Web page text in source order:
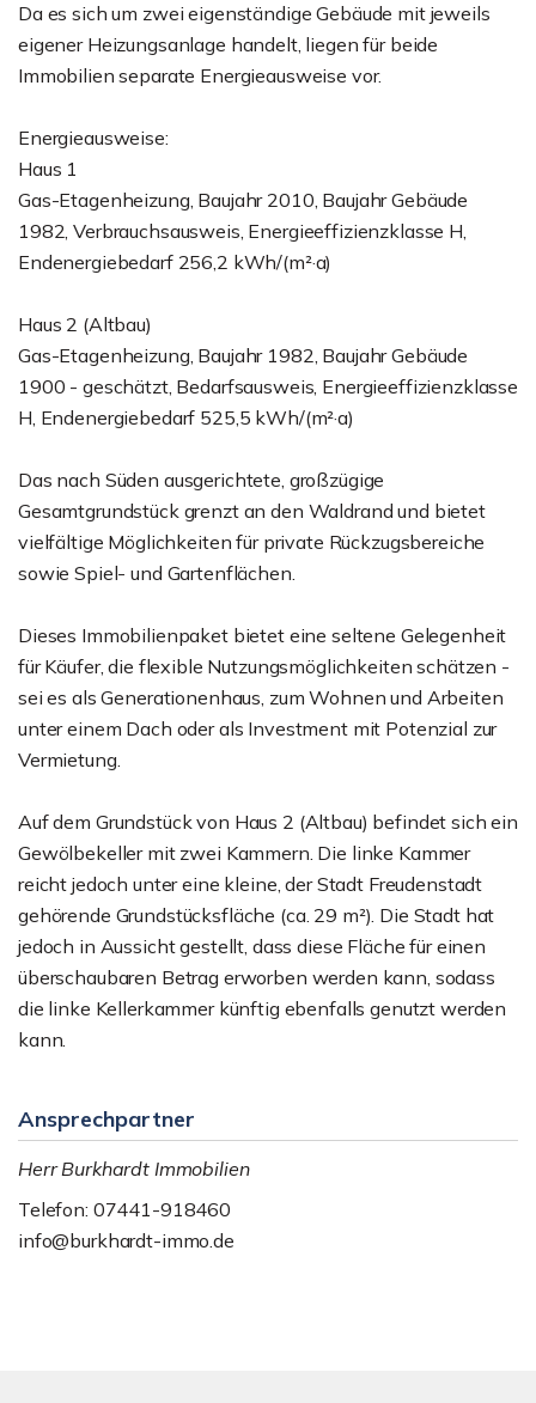
Da es sich um zwei eigenständige Gebäude mit jeweils
eigener Heizungsanlage handelt, liegen für beide
Immobilien separate Energieausweise vor.
Energieausweise:
Haus 1
Gas-Etagenheizung, Baujahr 2010, Baujahr Gebäude
1982, Verbrauchsausweis, Energieeffizienzklasse H,
Endenergiebedarf 256,2 kWh/(m²·a)
Haus 2 (Altbau)
Gas-Etagenheizung, Baujahr 1982, Baujahr Gebäude
1900 - geschätzt, Bedarfsausweis, Energieeffizienzklasse
H, Endenergiebedarf 525,5 kWh/(m²·a)
Das nach Süden ausgerichtete, großzügige
Gesamtgrundstück grenzt an den Waldrand und bietet
vielfältige Möglichkeiten für private Rückzugsbereiche
sowie Spiel- und Gartenflächen.
Dieses Immobilienpaket bietet eine seltene Gelegenheit
für Käufer, die flexible Nutzungsmöglichkeiten schätzen -
sei es als Generationenhaus, zum Wohnen und Arbeiten
unter einem Dach oder als Investment mit Potenzial zur
Vermietung.
Auf dem Grundstück von Haus 2 (Altbau) befindet sich ein
Gewölbekeller mit zwei Kammern. Die linke Kammer
reicht jedoch unter eine kleine, der Stadt Freudenstadt
gehörende Grundstücksfläche (ca. 29 m²). Die Stadt hat
jedoch in Aussicht gestellt, dass diese Fläche für einen
überschaubaren Betrag erworben werden kann, sodass
die linke Kellerkammer künftig ebenfalls genutzt werden
kann.
Ansprechpartner
Herr Burkhardt Immobilien
Telefon: 07441-918460
info@burkhardt-immo.de